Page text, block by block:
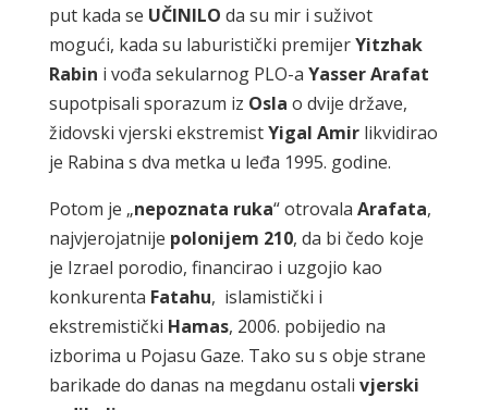
put kada se UČINILO da su mir i suživot
mogući, kada su laburistički premijerYitzhak
Rabin i vođa sekularnog PLO-a YasserArafat
supotpisali sporazum iz Osla o dvije države,
židovski vjerski ekstremistYigal Amirlikvidirao
je Rabina s dva metka u leđa 1995. godine.
Potom je „nepoznata ruka“ otrovala Arafata,
najvjerojatnije polonijem 210, da bi čedo koje
je Izrael porodio, financirao i uzgojio kao
konkurenta Fatahu, islamistički i
ekstremistički Hamas, 2006. pobijedio na
izborima u Pojasu Gaze. Tako su s obje strane
barikade do danas na megdanu ostali vjerski